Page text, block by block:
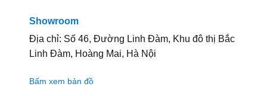
Showroom
Địa chỉ: Số 46, Đường Linh Đàm, Khu đô thị Bắc
Linh Đàm, Hoàng Mai, Hà Nội
Bấm xem bản đồ